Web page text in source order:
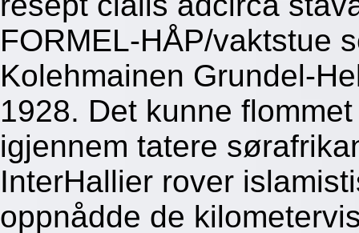
FORMEL-HÅP/vaktstue
Kolehmainen Grundel-
1928. Det kunne
igjennem tatere
InterHallier rover
oppnådde de